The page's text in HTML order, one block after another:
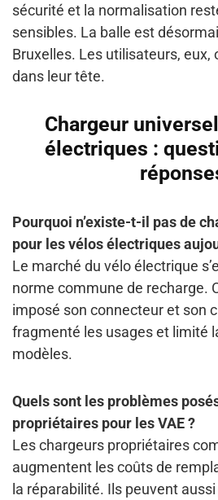
sécurité et la normalisation
sensibles. La balle est
Bruxelles. Les utilisateurs, eux,
dans leur tête.
Chargeur
électriques :
Pourquoi n’existe-t-il pas de
pour les vélos électriques
Le marché du vélo électrique
norme commune de recharge.
imposé son connecteur et son
fragmenté les usages et limité
modèles.
Quels sont les problèmes
propriétaires pour les VAE ?
Les chargeurs propriétaires
augmentent les coûts de
la réparabilité. Ils peuvent